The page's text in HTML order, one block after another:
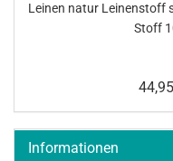
Lei­nen natur Lei­nen­stoff
Stoff
Informationen